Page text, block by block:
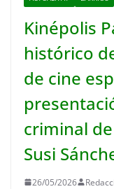
Kinépolis
histórico
de cine
criminal
Susi
26/05/2026